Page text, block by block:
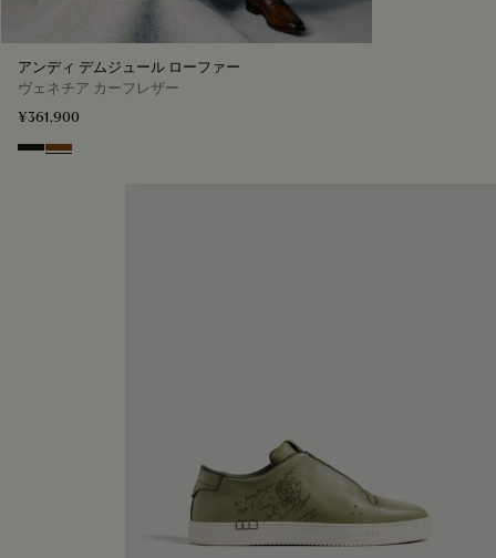
アンディ デムジュール ローファー
ヴェネチア カーフレザー
¥361,900
Nero Grigio
Cacao Intenso